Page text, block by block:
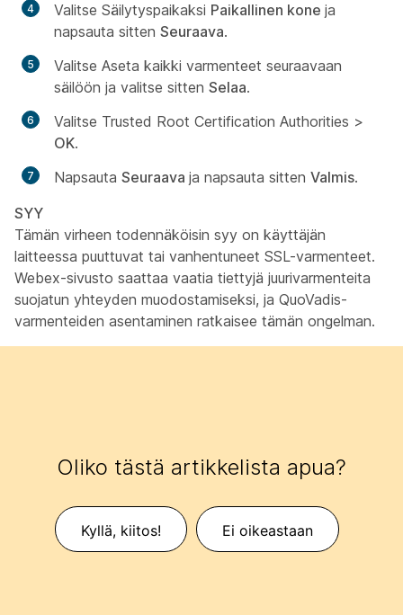
Valitse Säilytyspaikaksi Paikallinen kone ja
napsauta sitten Seuraava.
Valitse Aseta kaikki varmenteet seuraavaan
säilöön ja valitse sitten Selaa.
Valitse Trusted Root Certification Authorities >
OK.
Napsauta Seuraava ja napsauta sitten Valmis.
SYY
Tämän virheen todennäköisin syy on käyttäjän
laitteessa puuttuvat tai vanhentuneet SSL-varmenteet.
Webex-sivusto saattaa vaatia tiettyjä juurivarmenteita
suojatun yhteyden muodostamiseksi, ja QuoVadis-
varmenteiden asentaminen ratkaisee tämän ongelman.
Oliko tästä artikkelista apua?
Kyllä, kiitos! Ei oikeastaan